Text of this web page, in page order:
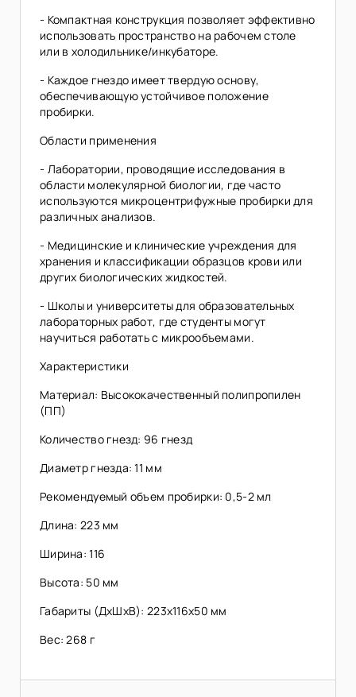
- Компактная конструкция позволяет эффективно
использовать пространство на рабочем столе
или в холодильнике/инкубаторе.
- Каждое гнездо имеет твердую основу,
обеспечивающую устойчивое положение
пробирки.
Области применения
- Лаборатории, проводящие исследования в
области молекулярной биологии, где часто
используются микроцентрифужные пробирки для
различных анализов.
- Медицинские и клинические учреждения для
хранения и классификации образцов крови или
других биологических жидкостей.
- Школы и университеты для образовательных
лабораторных работ, где студенты могут
научиться работать с микрообъемами.
Характеристики
Материал: Высококачественный полипропилен
(ПП)
Количество гнезд: 96 гнезд
Диаметр гнезда: 11 мм
Рекомендуемый объем пробирки: 0,5-2 мл
Длина: 223 мм
Ширина: 116
Высота: 50 мм
Габариты (ДхШхВ): 223х116х50 мм
Вес: 268 г